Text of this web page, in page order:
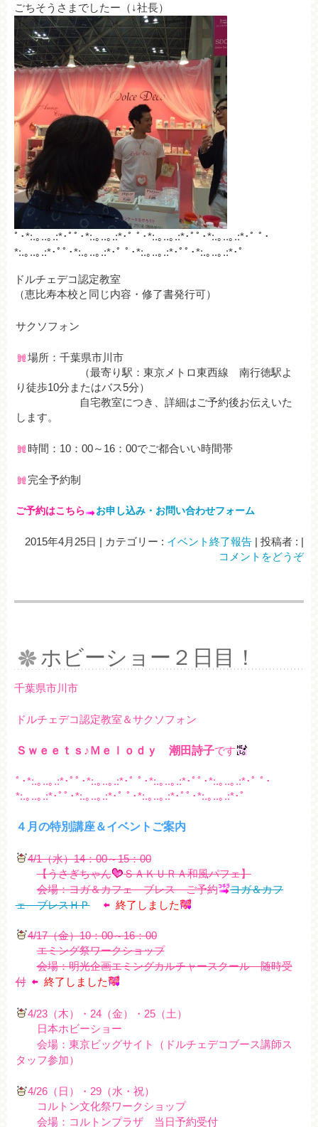
ごちそうさまでしたー（↓社長）
ﾟ･*:.｡..｡.:*･ﾟﾟ･*:.｡..｡.:*･ﾟ ﾟ･*:.｡..｡.:*･ﾟﾟ･*:.｡..｡.:*･ﾟ ﾟ･
*:.｡..｡.:*･ﾟﾟ･*:.｡..｡.:*･ﾟ ﾟ･*:.｡..｡.:*･ﾟﾟ･*:.｡..｡.:*･ﾟ
ドルチェデコ認定教室
（恵比寿本校と同じ内容・修了書発行可）
サクソフォン
場所：千葉県市川市
（最寄り駅：東京メトロ東西線 南行徳駅よ
り徒歩10分またはバス5分）
自宅教室につき、詳細はご予約後お伝えいた
します。
時間：10：00～16：00でご都合いい時間帯
完全予約制
ご予約はこちら お申し込み・お問い合わせフォーム
2015年4月25日 | カテゴリー : イベント終了報告 | 投稿者 : |
コメントをどうぞ
ホビーショー２日目！
千葉県市川市
ドルチェデコ認定教室＆サクソフォン
Ｓｗｅｅｔｓ♪Ｍｅｌｏｄｙ 潮田詩子です
ﾟ･*:.｡..｡.:*･ﾟﾟ･*:.｡..｡.:*･ﾟ ﾟ･*:.｡..｡.:*･ﾟﾟ･*:.｡..｡.:*･ﾟ ﾟ･
*:.｡..｡.:*･ﾟﾟ･*:.｡..｡.:*･ﾟ ﾟ･*:.｡..｡.:*･ﾟﾟ･*:.｡..｡.:*･ﾟ
４月の特別講座＆イベントご案内
4/1（水）14：00～15：00
【うさぎちゃん
ＳＡＫＵＲＡ和風パフェ】
会場：ヨガ＆カフェ ブレス ご予約
ヨガ＆カフ
ェ ブレスＨＰ
終了しました
4/17（金）10：00～16：00
エミング祭ワークショップ
会場：明光企画エミングカルチャースクール 随時受
付
終了しました
4/23（木）・24（金）・25（土）
日本ホビーショー
会場：東京ビッグサイト（ドルチェデコブース講師ス
タッフ参加）
4/26（日）・29（水・祝）
コルトン文化祭ワークショップ
会場：コルトンプラザ 当日予約受付